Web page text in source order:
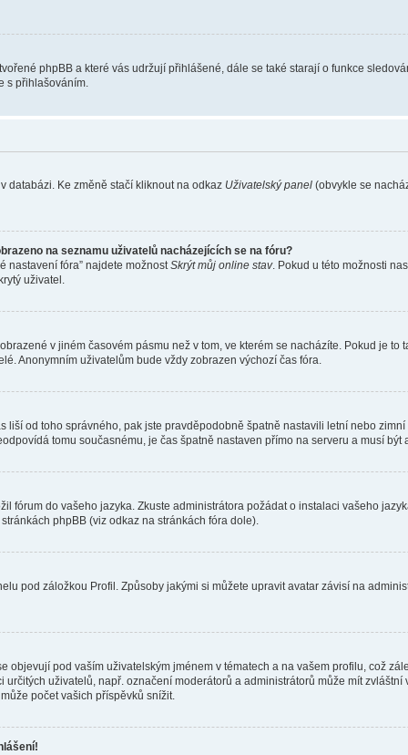
phpBB a které vás udržují přihlášené, dále se také starají o funkce
s přihlašováním.
databázi. Ke změně stačí kliknout na odkaz Uživatelský panel (obvykle se
na seznamu uživatelů nacházejících se na fóru?
nastavení fóra” najdete možnost Skrýt můj online stav. Pokud u této možnosti
uživatel.
v jiném časovém pásmu než v tom, ve kterém se nacházíte. Pokud je
Anonymním uživatelům bude vždy zobrazen výchozí čas fóra.
liší od toho správného, pak jste pravděpodobně špatně nastavili letní nebo
tomu současnému, je čas špatně nastaven přímo na serveru a musí být
fórum do vašeho jazyka. Zkuste administrátora požádat o instalaci vašeho
phpBB (viz odkaz na stránkách fóra dole).
pod záložkou Profil. Způsoby jakými si můžete upravit avatar závisí na
objevují pod vaším uživatelským jménem v tématech a na vašem profilu, což
uživatelů, např. označení moderátorů a administrátorů může mít
počet vašich příspěvků snížit.